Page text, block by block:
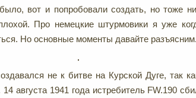
вот и попробовали создать, но тоже
Про немецкие штурмовики я уже
Но основные моменты давайте разъясним.
не к битве на Курской Дуге, так
августа 1941 года истребитель FW.190